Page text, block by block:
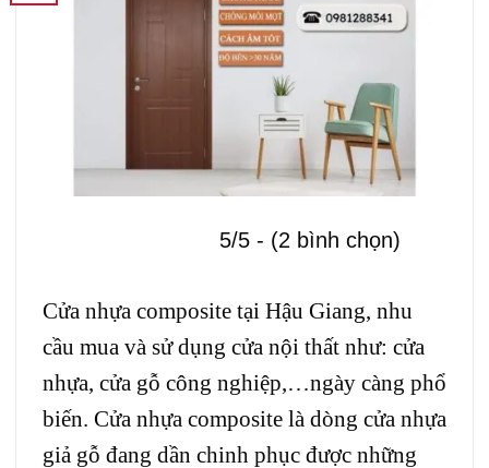
5/5 - (2 bình chọn)
Cửa nhựa composite tại Hậu Giang, nhu
cầu mua và sử dụng cửa nội thất như: cửa
nhựa, cửa gỗ công nghiệp,…ngày càng phổ
biến. Cửa nhựa composite là dòng cửa nhựa
giả gỗ đang dần chinh phục được những